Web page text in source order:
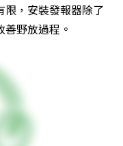
，安裝發報器除了
野放過程。